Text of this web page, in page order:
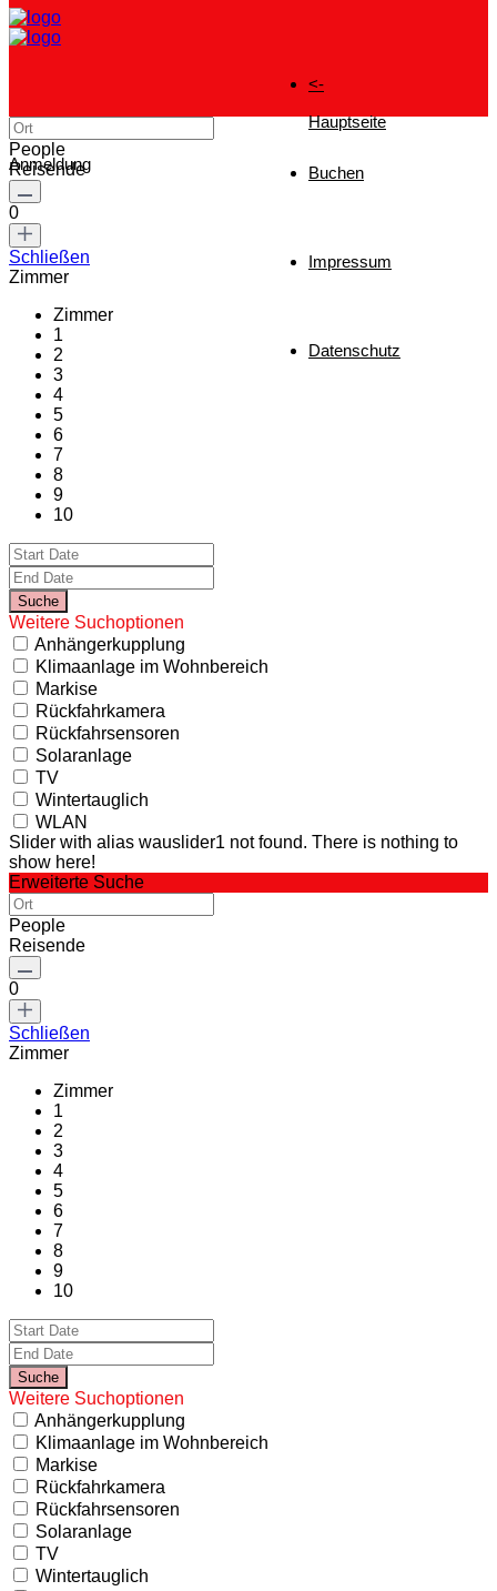
<-
Hauptseite
Buchen
Impressum
Datenschutz
Anmeldung
People
Reisende
0
Schließen
Zimmer
Zimmer
1
2
3
4
5
6
7
8
9
10
Weitere Suchoptionen
Anhängerkupplung
Klimaanlage im Wohnbereich
Markise
Rückfahrkamera
Rückfahrsensoren
Solaranlage
TV
Wintertauglich
WLAN
Slider with alias wauslider1 not found. There is nothing to
show here!
Erweiterte Suche
People
Reisende
0
Schließen
Zimmer
Zimmer
1
2
3
4
5
6
7
8
9
10
Weitere Suchoptionen
Anhängerkupplung
Klimaanlage im Wohnbereich
Markise
Rückfahrkamera
Rückfahrsensoren
Solaranlage
TV
Wintertauglich